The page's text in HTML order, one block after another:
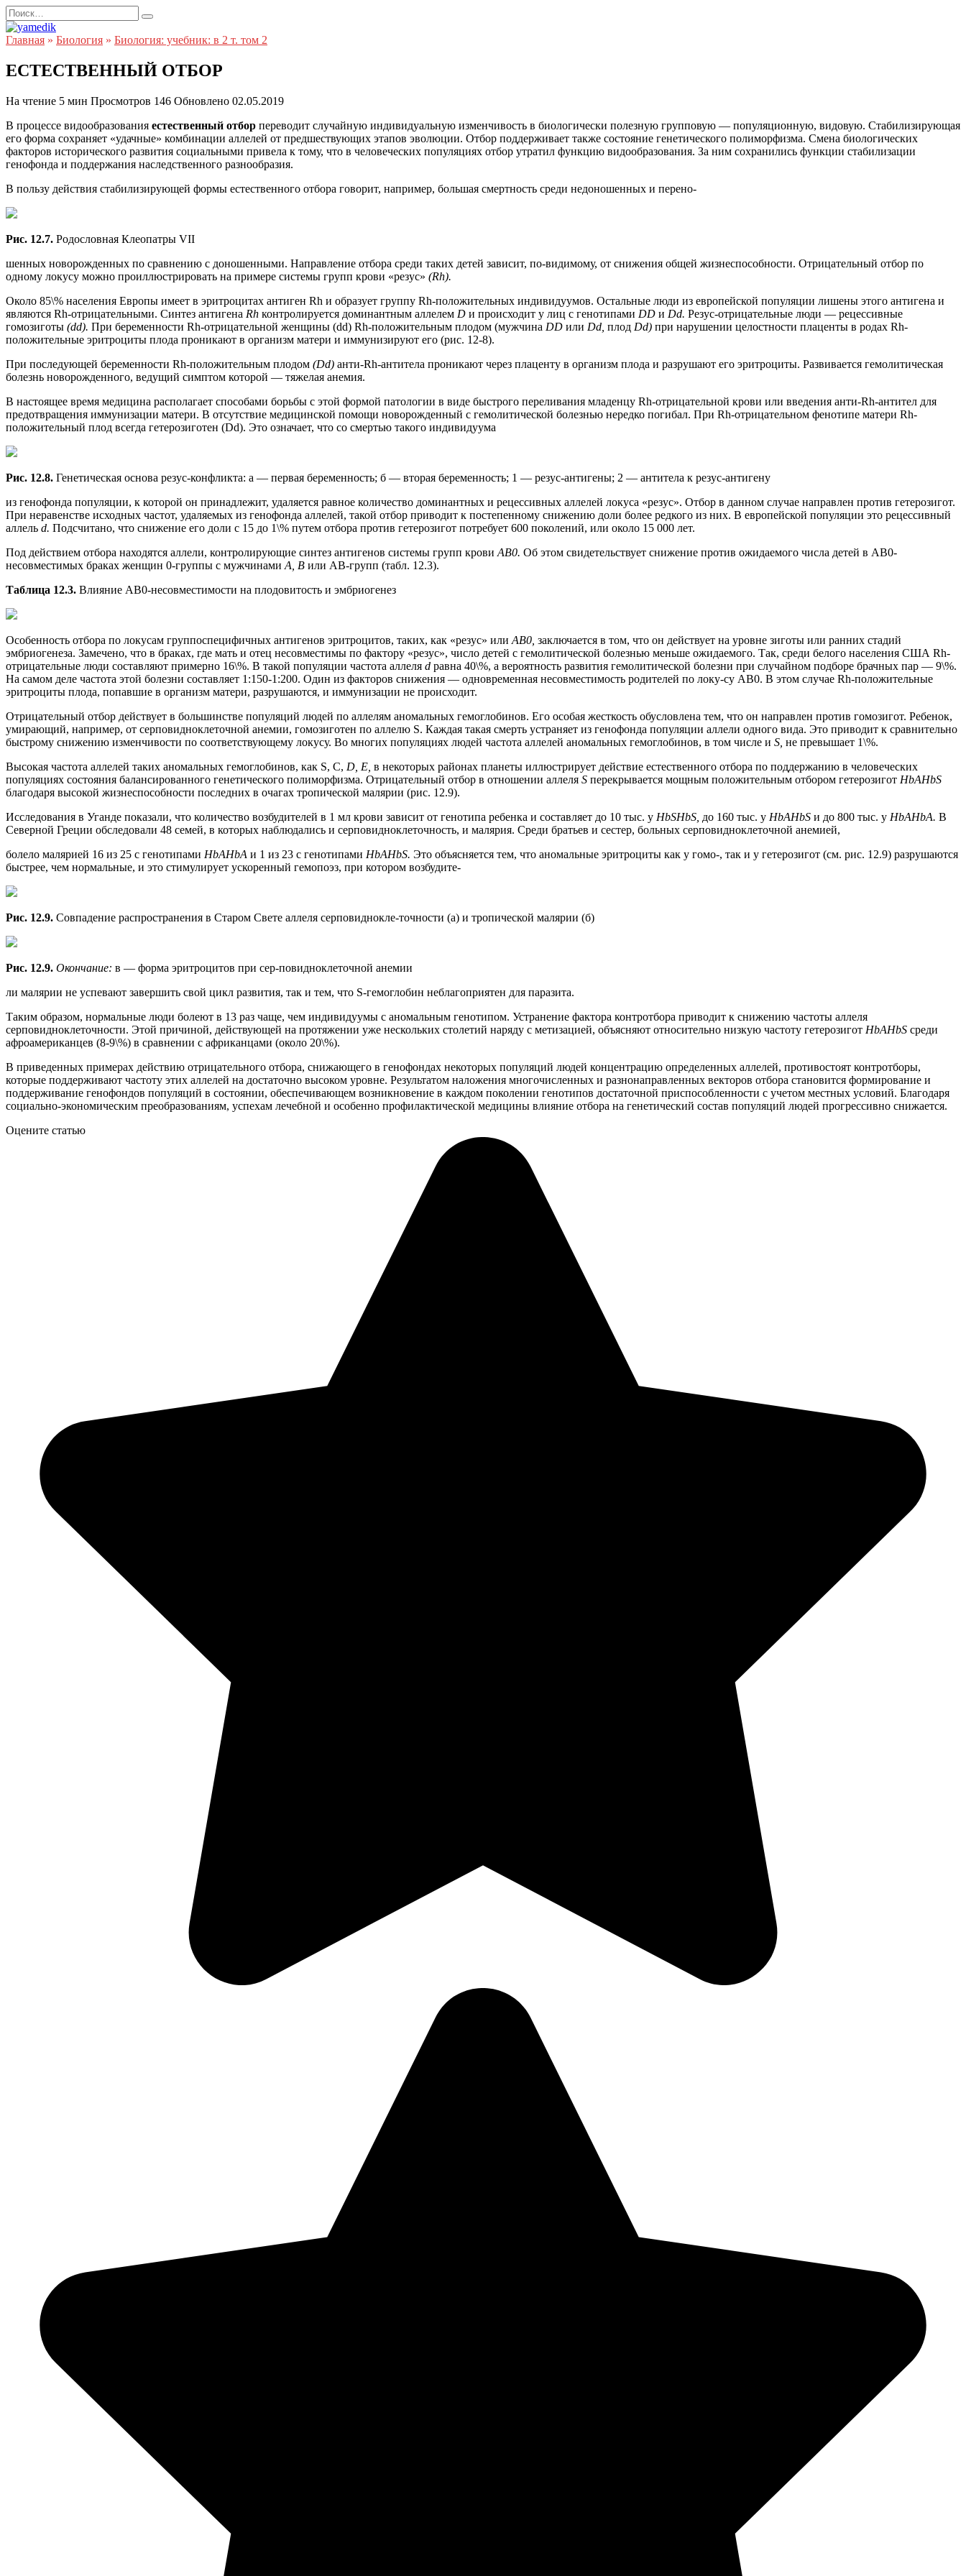
Перейти
к
содержанию
Search
for:
Главная » Биология » Биология: учебник: в 2 т. том 2
ЕСТЕСТВЕННЫЙ ОТБОР
На чтение 5 мин Просмотров 146 Обновлено 02.05.2019
В процессе видообразования естественный отбор переводит случайную индивидуальную изменчивость в биологически полезную групповую — популяционную, видовую. Стабилизирующая
его форма сохраняет «удачные» комбинации аллелей от предшествующих этапов эволюции. Отбор поддерживает также состояние генетического полиморфизма. Смена биологических
факторов исторического развития социальными привела к тому, что в человеческих популяциях отбор утратил функцию видообразования. За ним сохранились функции стабилизации
генофонда и поддержания наследственного разнообразия.
В пользу действия стабилизирующей формы естественного отбора говорит, например, большая смертность среди недоношенных и перено-
Рис. 12.7. Родословная Клеопатры VII
шенных новорожденных по сравнению с доношенными. Направление отбора среди таких детей зависит, по-видимому, от снижения общей жизнеспособности. Отрицательный отбор по
одному локусу можно проиллюстрировать на примере системы групп крови «резус» (Rh).
Около 85\% населения Европы имеет в эритроцитах антиген Rh и образует группу Rh-положительных индивидуумов. Остальные люди из европейской популяции лишены этого антигена и
являются Rh-отрицательными. Синтез антигена Rh контролируется доминантным аллелем D и происходит у лиц с генотипами DD и Dd. Резус-отрицательные люди — рецессивные
гомозиготы (dd). При беременности Rh-отрицательной женщины (dd) Rh-положительным плодом (мужчина DD или Dd, плод Dd) при нарушении целостности плаценты в родах Rh-
положительные эритроциты плода проникают в организм матери и иммунизируют его (рис. 12-8).
При последующей беременности Rh-положительным плодом (Dd) анти-Rh-антитела проникают через плаценту в организм плода и разрушают его эритроциты. Развивается гемолитическая
болезнь новорожденного, ведущий симптом которой — тяжелая анемия.
В настоящее время медицина располагает способами борьбы с этой формой патологии в виде быстрого переливания младенцу Rh-отрицательной крови или введения анти-Rh-антител для
предотвращения иммунизации матери. В отсутствие медицинской помощи новорожденный с гемолитической болезнью нередко погибал. При Rh-отрицательном фенотипе матери Rh-
положительный плод всегда гетерозиготен (Dd). Это означает, что со смертью такого индивидуума
Рис. 12.8. Генетическая основа резус-конфликта: а — первая беременность; б — вторая беременность; 1 — резус-антигены; 2 — антитела к резус-антигену
из генофонда популяции, к которой он принадлежит, удаляется равное количество доминантных и рецессивных аллелей локуса «резус». Отбор в данном случае направлен против гетерозигот.
При неравенстве исходных частот, удаляемых из генофонда аллелей, такой отбор приводит к постепенному снижению доли более редкого из них. В европейской популяции это рецессивный
аллель d. Подсчитано, что снижение его доли с 15 до 1\% путем отбора против гетерозигот потребует 600 поколений, или около 15 000 лет.
Под действием отбора находятся аллели, контролирующие синтез антигенов системы групп крови AB0. Об этом свидетельствует снижение против ожидаемого числа детей в АВ0-
несовместимых браках женщин 0-группы с мужчинами А, В или АВ-групп (табл. 12.3).
Таблица 12.3. Влияние АВ0-несовместимости на плодовитость и эмбриогенез
Особенность отбора по локусам группоспецифичных антигенов эритроцитов, таких, как «резус» или АВ0, заключается в том, что он действует на уровне зиготы или ранних стадий
эмбриогенеза. Замечено, что в браках, где мать и отец несовместимы по фактору «резус», число детей с гемолитической болезнью меньше ожидаемого. Так, среди белого населения США Rh-
отрицательные люди составляют примерно 16\%. В такой популяции частота аллеля d равна 40\%, а вероятность развития гемолитической болезни при случайном подборе брачных пар — 9\%.
На самом деле частота этой болезни составляет 1:150-1:200. Один из факторов снижения — одновременная несовместимость родителей по локу-су АВ0. В этом случае Rh-положительные
эритроциты плода, попавшие в организм матери, разрушаются, и иммунизации не происходит.
Отрицательный отбор действует в большинстве популяций людей по аллелям аномальных гемоглобинов. Его особая жесткость обусловлена тем, что он направлен против гомозигот. Ребенок,
умирающий, например, от серповидноклеточной анемии, гомозиготен по аллелю S. Каждая такая смерть устраняет из генофонда популяции аллели одного вида. Это приводит к сравнительно
быстрому снижению изменчивости по соответствующему локусу. Во многих популяциях людей частота аллелей аномальных гемоглобинов, в том числе и S, не превышает 1\%.
Высокая частота аллелей таких аномальных гемоглобинов, как S, С, D, Е, в некоторых районах планеты иллюстрирует действие естественного отбора по поддержанию в человеческих
популяциях состояния балансированного генетического полиморфизма. Отрицательный отбор в отношении аллеля S перекрывается мощным положительным отбором гетерозигот HbAHbS
благодаря высокой жизнеспособности последних в очагах тропической малярии (рис. 12.9).
Исследования в Уганде показали, что количество возбудителей в 1 мл крови зависит от генотипа ребенка и составляет до 10 тыс. у HbSHbS, до 160 тыс. у HbAHbS и до 800 тыс. у HbAHbA. В
Северной Греции обследовали 48 семей, в которых наблюдались и серповидноклеточность, и малярия. Среди братьев и сестер, больных серповидноклеточной анемией,
болело малярией 16 из 25 с генотипами НbАНbА и 1 из 23 с генотипами HbAHbS. Это объясняется тем, что аномальные эритроциты как у гомо-, так и у гетерозигот (см. рис. 12.9) разрушаются
быстрее, чем нормальные, и это стимулирует ускоренный гемопоэз, при котором возбудите-
Рис. 12.9. Совпадение распространения в Старом Свете аллеля серповиднокле-точности (а) и тропической малярии (б)
Рис. 12.9. Окончание: в — форма эритроцитов при сер-повидноклеточной анемии
ли малярии не успевают завершить свой цикл развития, так и тем, что S-гемоглобин неблагоприятен для паразита.
Таким образом, нормальные люди болеют в 13 раз чаще, чем индивидуумы с аномальным генотипом. Устранение фактора контротбора приводит к снижению частоты аллеля
серповидноклеточности. Этой причиной, действующей на протяжении уже нескольких столетий наряду с метизацией, объясняют относительно низкую частоту гетерозигот HbAHbS среди
афроамериканцев (8-9\%) в сравнении с африканцами (около 20\%).
В приведенных примерах действию отрицательного отбора, снижающего в генофондах некоторых популяций людей концентрацию определенных аллелей, противостоят контротборы,
которые поддерживают частоту этих аллелей на достаточно высоком уровне. Результатом наложения многочисленных и разнонаправленных векторов отбора становится формирование и
поддерживание генофондов популяций в состоянии, обеспечивающем возникновение в каждом поколении генотипов достаточной приспособленности с учетом местных условий. Благодаря
социально-экономическим преобразованиям, успехам лечебной и особенно профилактической медицины влияние отбора на генетический состав популяций людей прогрессивно снижается.
Оцените статью